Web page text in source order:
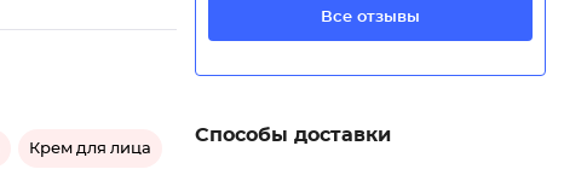
Крем для лица
Все отзывы
Способы доставки